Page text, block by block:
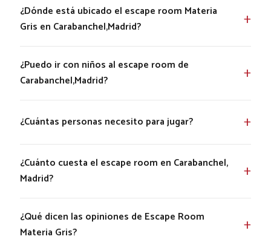
¿Dónde está ubicado el escape room Materia
Gris en Carabanchel,Madrid?
¿Puedo ir con niños al escape room de
Carabanchel,Madrid?
¿Cuántas personas necesito para jugar?
¿Cuánto cuesta el escape room en Carabanchel,
Madrid?
¿Qué dicen las opiniones de Escape Room
Materia Gris?